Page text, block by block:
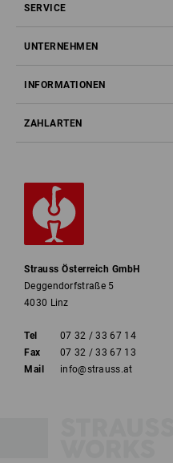
SERVICE
UNTERNEHMEN
INFORMATIONEN
ZAHLARTEN
Strauss Österreich GmbH
Deggendorfstraße 5
4030 Linz
Tel
07 32 / 33 67 14
Fax
07 32 / 33 67 13
Mail
info@strauss.at